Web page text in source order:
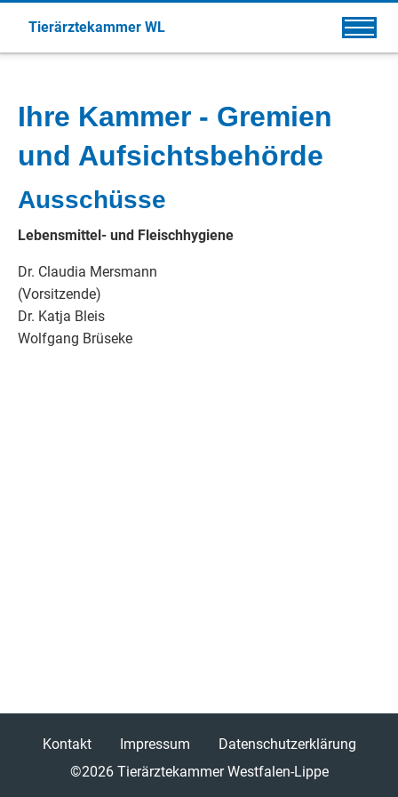
Tierärztekammer WL
Ihre Kammer - Gremien
und Aufsichtsbehörde
Ausschüsse
Lebensmittel- und Fleischhygiene
Dr. Claudia Mersmann
(Vorsitzende)
Dr. Katja Bleis
Wolfgang Brüseke
©2026 Tierärztekammer Westfalen-Lippe
Kontakt Impressum Datenschutzerklärung